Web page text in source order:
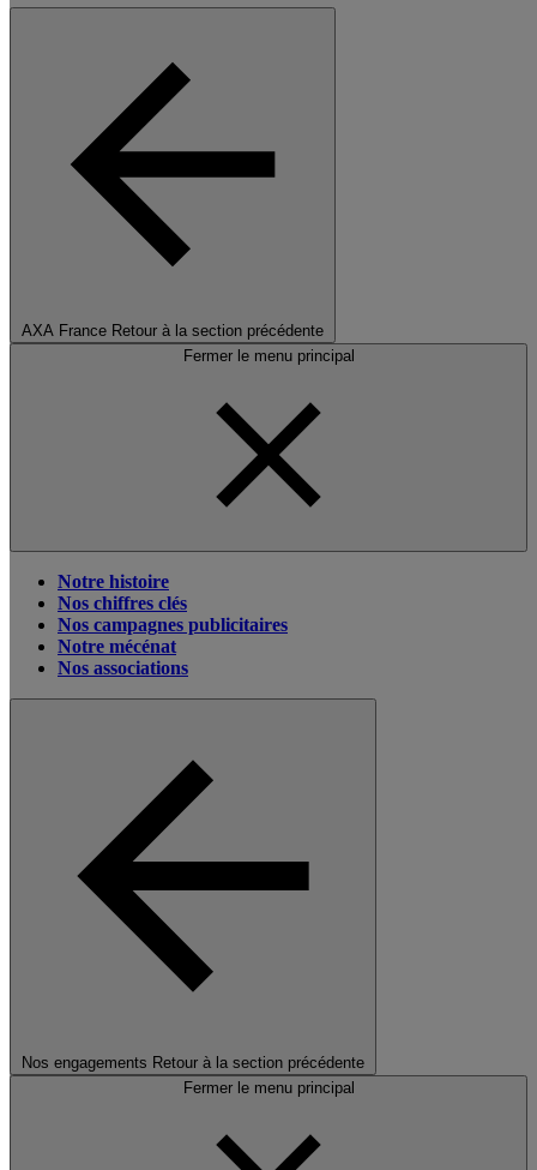
AXA France Retour à la section précédente
Fermer le menu principal
Notre histoire
Nos chiffres clés
Nos campagnes publicitaires
Notre mécénat
Nos associations
Nos engagements Retour à la section précédente
Fermer le menu principal